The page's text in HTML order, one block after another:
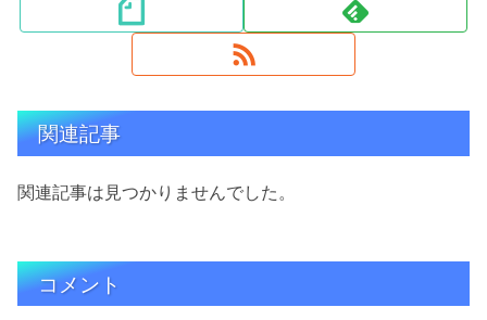
関連記事
関連記事は見つかりませんでした。
コメント